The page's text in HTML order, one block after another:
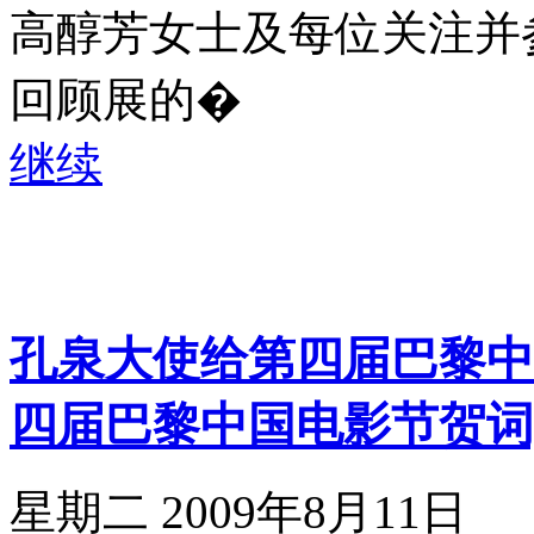
高醇芳女士及每位关注
回顾展的�
继续
孔泉大使给第四届巴黎
四届巴黎中国电影节贺
星期二 2009年8月11日